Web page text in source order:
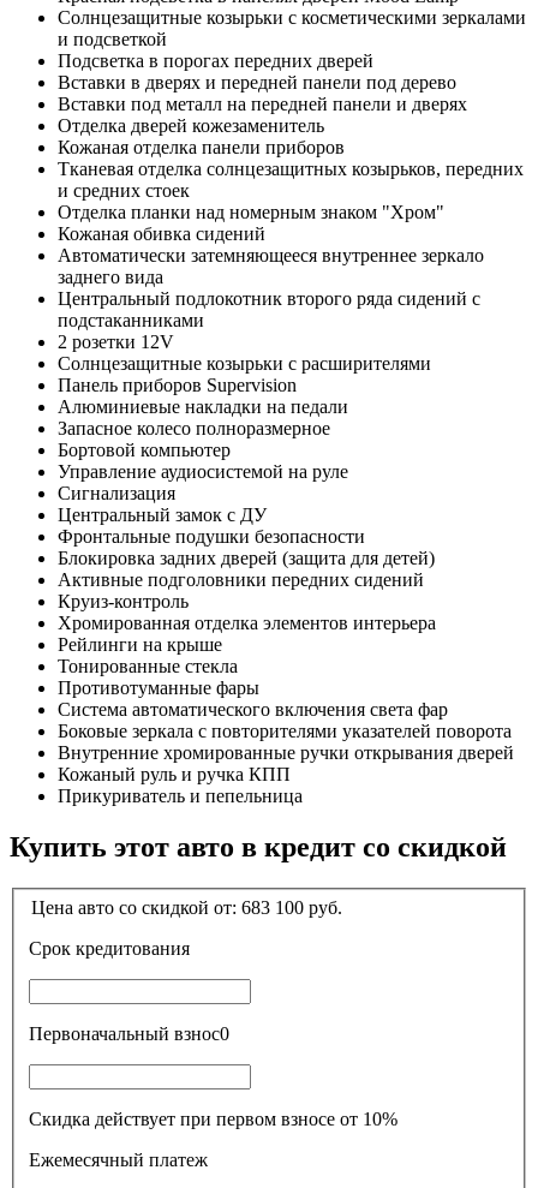
Солнцезащитные козырьки с косметическими зеркалами
и подсветкой
Подсветка в порогах передних дверей
Вставки в дверях и передней панели под дерево
Вставки под металл на передней панели и дверях
Отделка дверей кожезаменитель
Кожаная отделка панели приборов
Тканевая отделка cолнцезащитных козырьков, передних
и средних стоек
Отделка планки над номерным знаком "Хром"
Кожаная обивка сидений
Автоматически затемняющееся внутреннее зеркало
заднего вида
Центральный подлокотник второго ряда сидений с
подстаканниками
2 розетки 12V
Солнцезащитные козырьки с расширителями
Панель приборов Supervision
Алюминиевые накладки на педали
Запасное колесо полноразмерное
Бортовой компьютер
Управление аудиосистемой на руле
Сигнализация
Центральный замок с ДУ
Фронтальные подушки безопасности
Блокировка задних дверей (защита для детей)
Активные подголовники передних сидений
Круиз-контроль
Хромированная отделка элементов интерьера
Рейлинги на крыше
Тонированные стекла
Противотуманные фары
Система автоматического включения света фар
Боковые зеркала с повторителями указателей поворота
Внутренние хромированные ручки открывания дверей
Кожаный руль и ручка КПП
Прикуриватель и пепельница
Купить этот авто в кредит со скидкой
Цена авто со скидкой от: 683 100 руб.
Срок кредитования
Первоначальный взнос0
Скидка действует при первом взносе от 10%
Ежемесячный платеж